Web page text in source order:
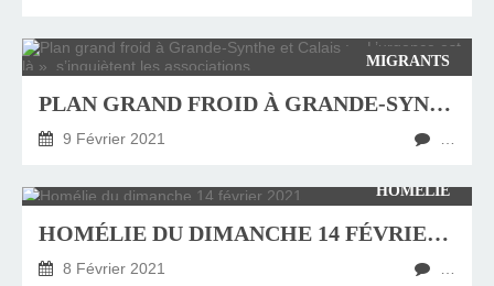
MIGRANTS
PLAN GRAND FROID À GRANDE-SYNTHE ET CALAIS : « L’URGENCE EST LÀ », S’INQUIÈTENT LES ASSOCIATIONS
9 Février 2021
HOMÉLIE
HOMÉLIE DU DIMANCHE 14 FÉVRIER 2021
8 Février 2021